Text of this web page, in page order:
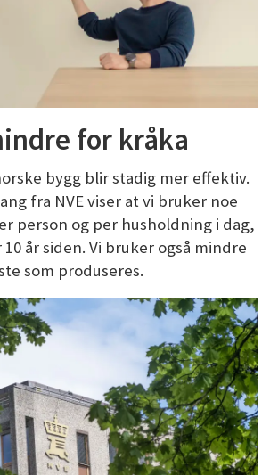
for kråka
bygg blir stadig mer effektiv.
fra NVE viser at vi bruker noe
person og per husholdning i dag,
år siden. Vi bruker også mindre
som produseres.